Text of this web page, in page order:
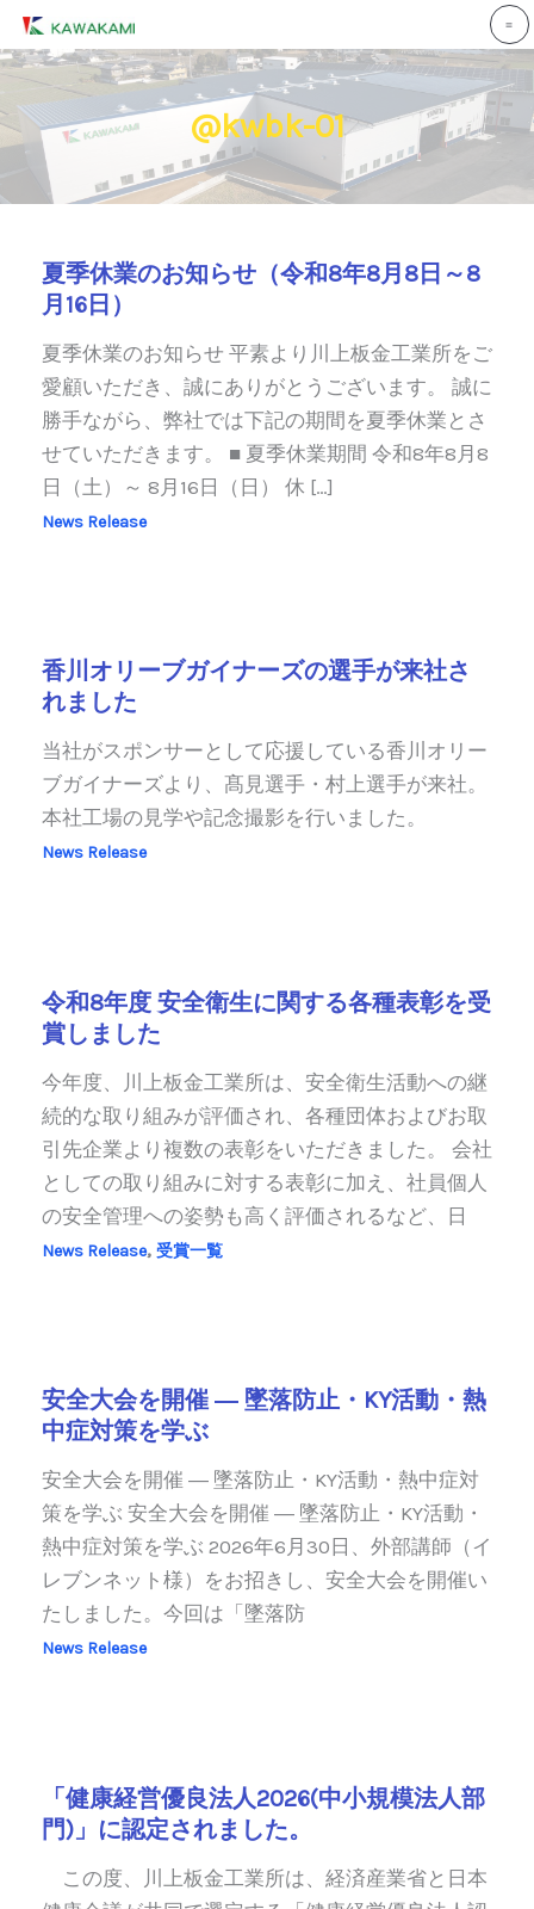
容
ス
キ
@kwbk-01
夏季休業のお知らせ（令和8年8月8日～8
月16日）
夏季休業のお知らせ 平素より川上板金工業所をご
愛顧いただき、誠にありがとうございます。 誠に
勝手ながら、弊社では下記の期間を夏季休業とさ
せていただきます。 ■ 夏季休業期間 令和8年8月8
日（土）～ 8月16日（日） 休 […]
News Release
香川オリーブガイナーズの選手が来社さ
れました
当社がスポンサーとして応援している香川オリー
ブガイナーズより、髙見選手・村上選手が来社。
本社工場の見学や記念撮影を行いました。
News Release
令和8年度 安全衛生に関する各種表彰を受
賞しました
今年度、川上板金工業所は、安全衛生活動への継
続的な取り組みが評価され、各種団体およびお取
引先企業より複数の表彰をいただきました。 会社
としての取り組みに対する表彰に加え、社員個人
の安全管理への姿勢も高く評価されるなど、日
News Release, 受賞一覧
安全大会を開催 ― 墜落防止・KY活動・熱
中症対策を学ぶ
安全大会を開催 ― 墜落防止・KY活動・熱中症対
策を学ぶ 安全大会を開催 ― 墜落防止・KY活動・
熱中症対策を学ぶ 2026年6月30日、外部講師（イ
レブンネット様）をお招きし、安全大会を開催い
たしました。今回は「墜落防
News Release
「健康経営優良法人2026(中小規模法人部
門)」に認定されました。
この度、川上板金工業所は、経済産業省と日本